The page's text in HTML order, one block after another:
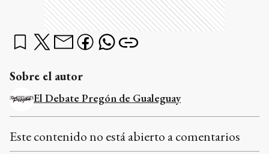
Sobre el autor
El Debate Pregón de Gualeguay
Este contenido no está abierto a comentarios